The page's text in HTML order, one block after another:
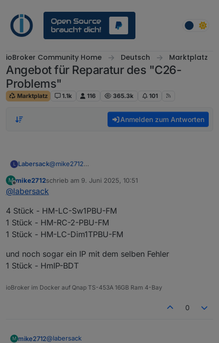
ioBroker Community Home Deutsch Marktplatz
Angebot für Reparatur des "C26-
Problems"
Marktplatz 1.1k 116 365.3k 101
Anmelden zum Antworten
L Labersack@mike2712
M
Offline
mike2712schrieb am 9. Juni 2025, 10:51
zuletzt editiert von
@labersack
4 Stück - HM-LC-Sw1PBU-FM
1 Stück - HM-RC-2-PBU-FM
1 Stück - HM-LC-Dim1TPBU-FM
und noch sogar ein IP mit dem selben Fehler
1 Stück - HmIP-BDT
ioBroker im Docker auf Qnap TS-453A 16GB Ram 4-Bay
0
M mike2712@labersack